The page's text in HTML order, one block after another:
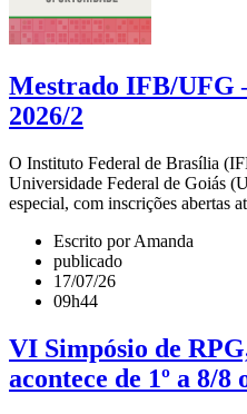
Mestrado IFB/UFG
2026/2
O Instituto Federal de Brasília
Universidade Federal de Goiás
especial, com inscrições abertas
Escrito por Amanda
publicado
17/07/26
09h44
VI Simpósio de
acontece de 1º a 8/8